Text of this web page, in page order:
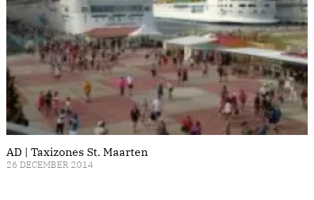
AD | Taxizones St. Maarten
26 DECEMBER 2014